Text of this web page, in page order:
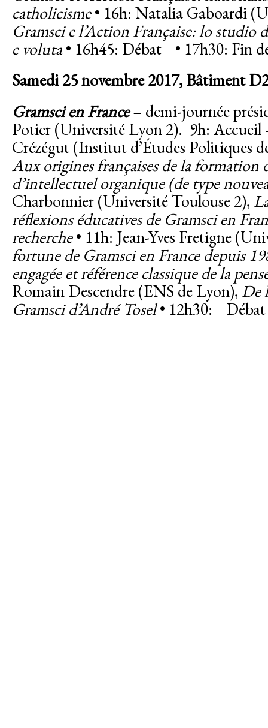
catholicisme• 16h: Natalia Gaboardi
Gramsci e l’Action Française: lo studio
e voluta• 16h45: Débat • 17h30: Fin
Samedi 25 novembre 2017,Bâtiment
Gramsci en France– demi-journée
Potier(Université Lyon 2). 9h: Accueil
Crézégut (Institut d’Études Politiques
Aux origines françaises de la formation
d’intellectuel organique (de type
Charbonnier (Université Toulouse 2),
réflexions éducatives de Gramsci en
recherche• 11h: Jean-Yves Fretigne
fortune de Gramsci en France depuis
engagée et référence classique de la
Romain Descendre (ENS de Lyon), De
Gramsci d’André Tosel• 12h30: Débat